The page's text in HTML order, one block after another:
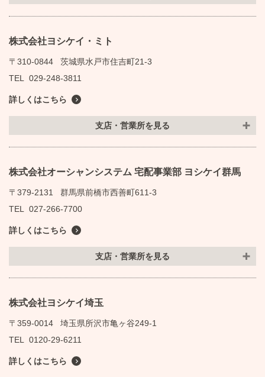
株式会社ヨシケイ・ミト
〒310-0844
茨城県水戸市住吉町21-3
TEL
029-248-3811
詳しくはこちら
支店・営業所を見る
株式会社オーシャンシステム 宅配事業部 ヨシケイ群馬
〒379-2131
群馬県前橋市西善町611-3
TEL
027-266-7700
詳しくはこちら
支店・営業所を見る
株式会社ヨシケイ埼玉
〒359-0014
埼玉県所沢市亀ヶ谷249-1
TEL
0120-29-6211
詳しくはこちら